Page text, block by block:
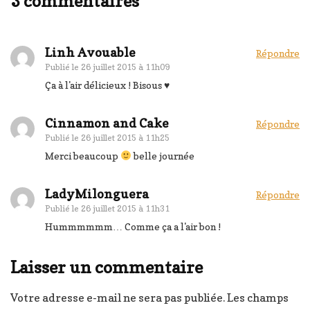
Linh Avouable
Publié le 26 juillet 2015 à 11h09
Répondre
Ça à l'air délicieux ! Bisous ♥
Cinnamon and Cake
Publié le 26 juillet 2015 à 11h25
Répondre
Merci beaucoup belle journée
LadyMilonguera
Publié le 26 juillet 2015 à 11h31
Répondre
Hummmmmm… Comme ça a l'air bon !
Laisser un commentaire
Votre adresse e-mail ne sera pas publiée.Les champs